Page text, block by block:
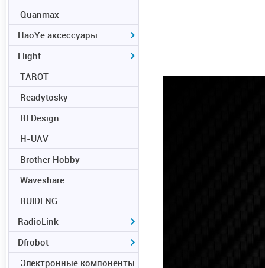
Quanmax
HaoYe аксессуары
Flight
TAROT
Readytosky
RFDesign
H-UAV
Brother Hobby
Waveshare
RUIDENG
RadioLink
Dfrobot
Электронные компоненты